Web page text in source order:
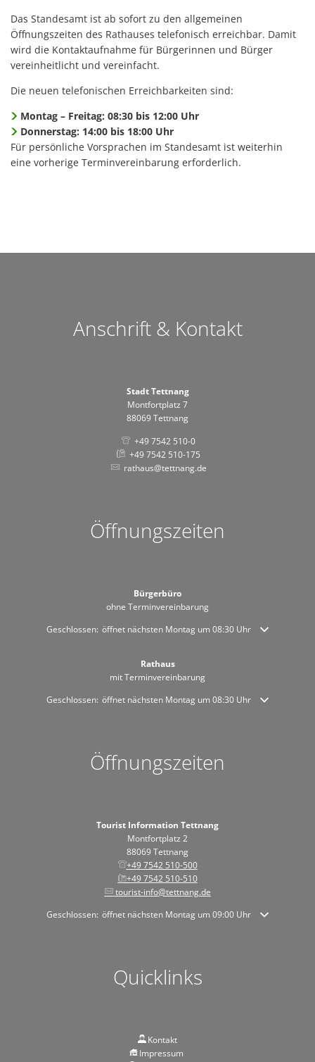
Das Standesamt ist ab sofort zu den allgemeinen
Öffnungszeiten des Rathauses telefonisch erreichbar. Damit
wird die Kontaktaufnahme für Bürgerinnen und Bürger
vereinheitlicht und vereinfacht.
Die neuen telefonischen Erreichbarkeiten sind:
Montag – Freitag: 08:30 bis 12:00 Uhr
Donnerstag: 14:00 bis 18:00 Uhr
Für persönliche Vorsprachen im Standesamt ist weiterhin
eine vorherige Terminvereinbarung erforderlich.
Anschrift & Kontakt
Stadt Tettnang
Montfortplatz 7
88069 Tettnang
+49 7542 510-0
+49 7542 510-175
rathaus@tettnang.de
Öffnungszeiten
Bürgerbüro
ohne Terminvereinbarung
Klicken, um weitere Öffnungs- oder Schließzeiten auszublenden
Geschlossen: öffnet nächsten Montag um 08:30 Uhr
Rathaus
mit Terminvereinbarung
Klicken, um weitere Öffnungs- oder Schließzeiten auszublenden
Geschlossen: öffnet nächsten Montag um 08:30 Uhr
Öffnungszeiten
Tourist Information Tettnang
Montfortplatz 2
88069 Tettnang
+49 7542 510-500
+49 7542 510-510
tourist-info@tettnang.de
Klicken, um weitere Öffnungs- oder Schließzeiten auszublenden
Geschlossen: öffnet nächsten Montag um 09:00 Uhr
Quicklinks
Kontakt
Impressum